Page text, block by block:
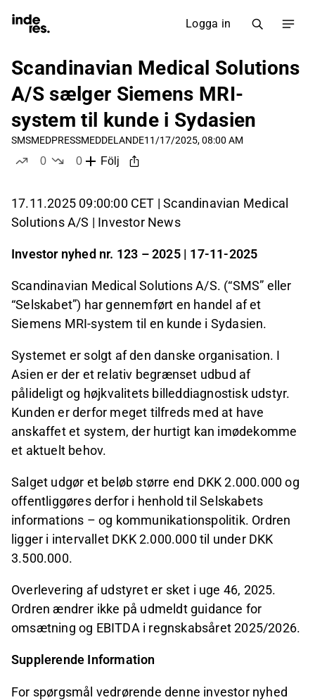
Logga in
Scandinavian Medical Solutions
A/S sælger Siemens MRI-
system til kunde i Sydasien
SMSMEDPRESSMEDDELANDE11/17/2025, 08:00 AM
0
0
Följ
17.11.2025 09:00:00 CET | Scandinavian Medical
Solutions A/S | Investor News
Investor nyhed nr. 123 – 2025 | 17-11-2025
Scandinavian Medical Solutions A/S. (“SMS” eller
“Selskabet”) har gennemført en handel af et
Siemens MRI-system til en kunde i Sydasien.
Systemet er solgt af den danske organisation. I
Asien er der et relativ begrænset udbud af
pålideligt og højkvalitets billeddiagnostisk udstyr.
Kunden er derfor meget tilfreds med at have
anskaffet et system, der hurtigt kan imødekomme
et aktuelt behov.
Salget udgør et beløb større end DKK 2.000.000 og
offentliggøres derfor i henhold til Selskabets
informations – og kommunikationspolitik. Ordren
ligger i intervallet DKK 2.000.000 til under DKK
3.500.000.
Overlevering af udstyret er sket i uge 46, 2025.
Ordren ændrer ikke på udmeldt guidance for
omsætning og EBITDA i regnskabsåret 2025/2026.
Supplerende Information
For spørgsmål vedrørende denne investor nyhed